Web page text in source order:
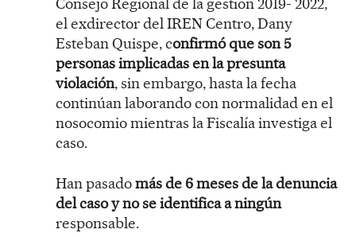
el exdirector del IREN Centro, Dany
Esteban Quispe, confirmó que son 5
personas implicadas en la presunta
violación, sin embargo, hasta la fecha
continúan laborando con normalidad en el
nosocomio mientras la Fiscalía investiga el
caso.
Han pasadomás de 6 meses de la denuncia
del caso y no se identifica a ningún
responsable.